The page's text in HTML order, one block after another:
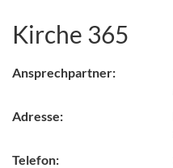
Kirche 365
Ansprechpartner:
Adresse:
Telefon: